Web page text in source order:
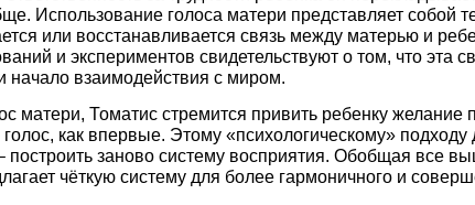
Использование голоса матери представляет собой
или восстанавливается связь между матерью и
и экспериментов свидетельствуют о том, что эта
начало взаимодействия с миром.
матери, Томатис стремится привить ребенку желание
как впервые. Этому «психологическому» подходу
построить заново систему восприятия. Обобщая все
чёткую систему для более гармоничного и